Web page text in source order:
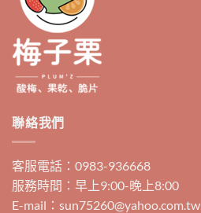
聯絡我們
客服電話：0983-936668
服務時間：早上9:00-晚上8:00
E-mail：sun75260@yahoo.com.tw